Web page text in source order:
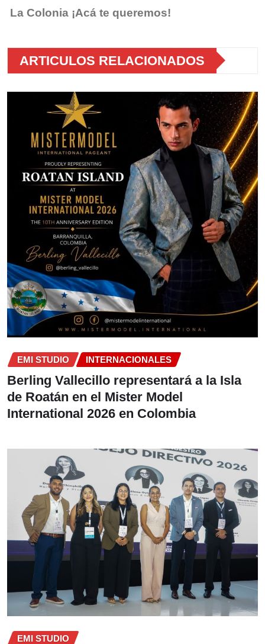
La Colonia ¡Acá te queremos!
ARTICULOS RELACIONADOS
EMI STUDIO INTERNACIONALES
Berling Vallecillo representará a la Isla
de Roatán en el Mister Model
International 2026 en Colombia
EMI STUDIO